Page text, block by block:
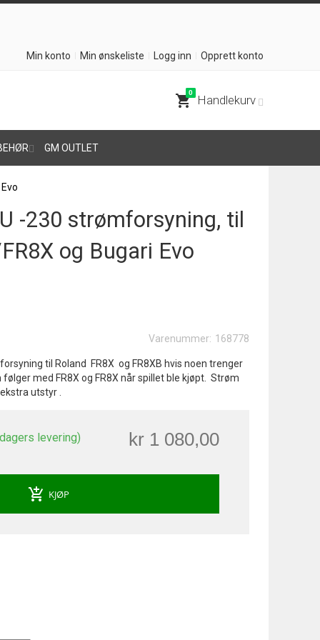
Min konto Min ønskeliste Logg inn Opprett konto
shopping_cart
0
Handlekurv
GM OUTLET
-230 strømforsyning, til
og Bugari Evo
Varenummer: 168778
til Roland FR8X og FR8XB hvis noen trenger
med FR8X og FR8X når spillet ble kjøpt. Strøm
utstyr .
kr 1 080,00
levering)
add_shopping_cart KJØP